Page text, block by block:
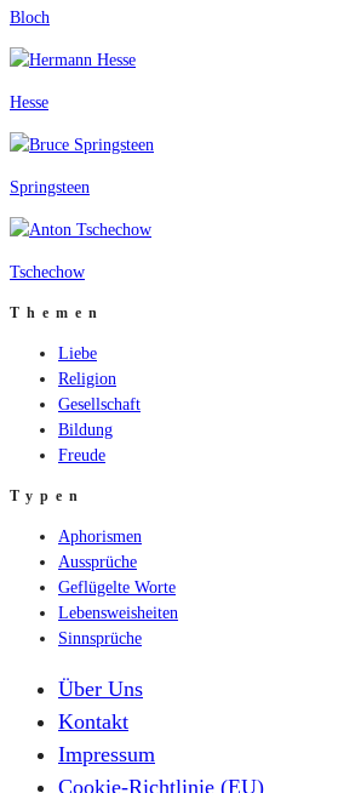
Bloch
Hesse
Springsteen
Tschechow
Themen
Liebe
Religion
Gesellschaft
Bildung
Freude
Typen
Aphorismen
Aussprüche
Geflügelte Worte
Lebensweisheiten
Sinnsprüche
Über Uns
Kontakt
Impressum
Cookie-Richtlinie (EU)